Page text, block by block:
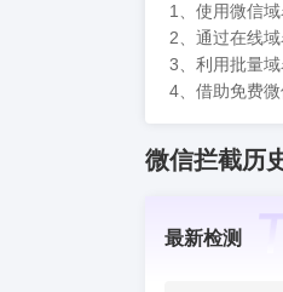
1、使用微信
2、通过在线
3、利用批量
4、借助免费
微信拦截历
最新检测